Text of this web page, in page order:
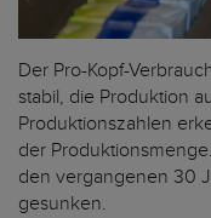
Der Pro-Kopf-
stabil, die Produktion
Produktionszahlen
der
den vergangenen 30
gesunken.